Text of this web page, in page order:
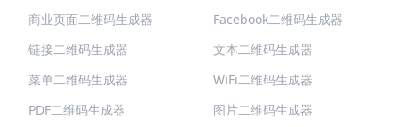
商业页面二维码生成器
链接二维码生成器
菜单二维码生成器
PDF二维码生成器
Facebook二维码生成器
文本二维码生成器
WiFi二维码生成器
图片二维码生成器